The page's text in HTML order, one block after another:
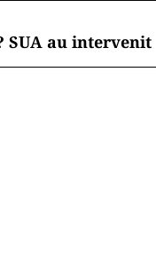
SUA au intervenit